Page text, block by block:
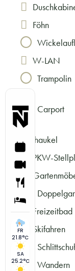
Föhn
W-LAN
Trampolin
Carport
Schaukel
PKW-
Freizeitbad
Skifahren
Wandern
FR
21.8°C
SA
25.2°C